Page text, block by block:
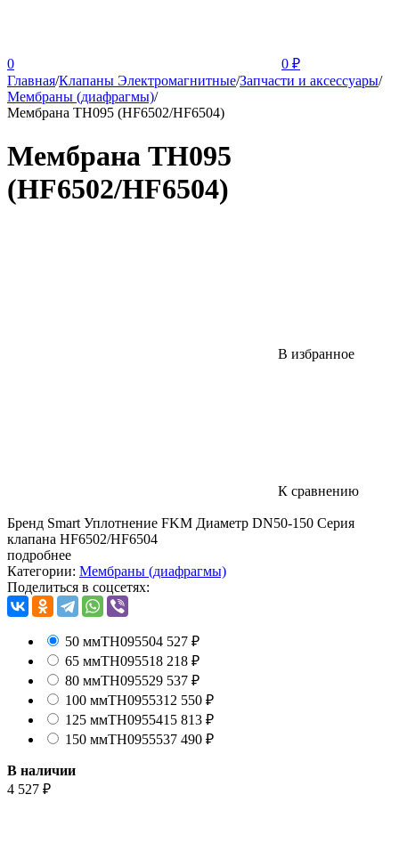
0 0 ₽
Главная/Клапаны Электромагнитные/Запчасти и аксессуары/
Мембраны (диафрагмы)/
Мембрана TH095 (HF6502/HF6504)
Мембрана TH095
(HF6502/HF6504)
В избранное
К сравнению
Бренд Smart Уплотнение FKM Диаметр DN50-150 Серия
клапана HF6502/HF6504
подробнее
Категории: Мембраны (диафрагмы)
Поделиться в соцсетях:
50 ммTH095504 527 ₽
65 ммTH095518 218 ₽
80 ммTH095529 537 ₽
100 ммTH0955312 550 ₽
125 ммTH0955415 813 ₽
150 ммTH0955537 490 ₽
В наличии
4 527 ₽